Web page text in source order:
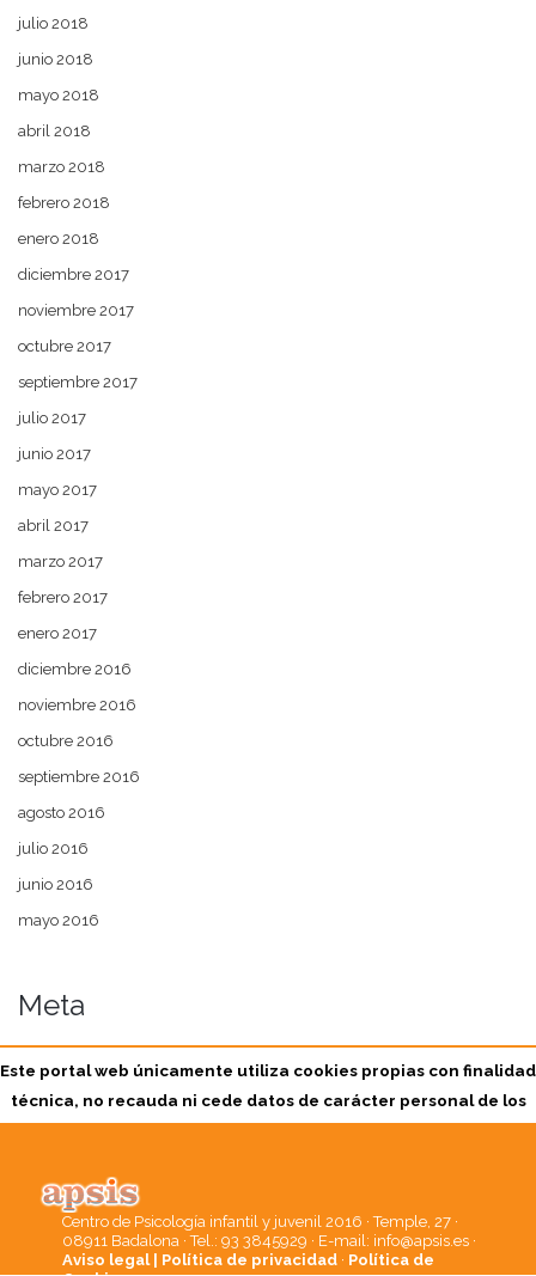
julio 2018
junio 2018
mayo 2018
abril 2018
marzo 2018
febrero 2018
enero 2018
diciembre 2017
noviembre 2017
octubre 2017
septiembre 2017
julio 2017
junio 2017
mayo 2017
abril 2017
marzo 2017
febrero 2017
enero 2017
diciembre 2016
noviembre 2016
octubre 2016
septiembre 2016
agosto 2016
julio 2016
junio 2016
mayo 2016
Meta
Centro de Psicología infantil y juvenil 2016 · Temple, 27 ·
08911 Badalona · Tel.: 93 3845929 · E-mail: info@apsis.es ·
Aviso legal | Política de privacidad · Política de
Este portal web únicamente utiliza cookies propias con finalidad
técnica, no recauda ni cede datos de carácter personal de los
de privacidad ajenas a la de APSIS CENTRE DE PSICOLOGIA INFANTIL,
S.L.P. que usted podrá decidir si acepta o no cuando acceda a ellos.
Política de Cookies| Aceptar